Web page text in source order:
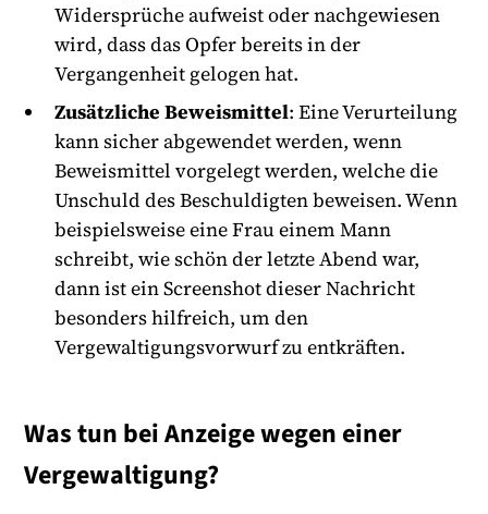
Widersprüche aufweist oder nachgewiesen
wird, dass das Opfer bereits in der
Vergangenheit gelogen hat.
Zusätzliche Beweismittel: Eine Verurteilung
kann sicher abgewendet werden, wenn
Beweismittel vorgelegt werden, welche die
Unschuld des Beschuldigten beweisen. Wenn
beispielsweise eine Frau einem Mann
schreibt, wie schön der letzte Abend war,
dann ist ein Screenshot dieser Nachricht
besonders hilfreich, um den
Vergewaltigungsvorwurf zu entkräften.
Was tun bei Anzeige wegen einer
Vergewaltigung?